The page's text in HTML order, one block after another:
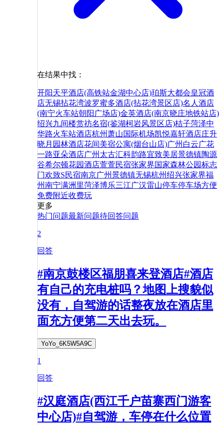
在结果中找：
开阳天平酒店(高铁站金湖中心店)珀斯大都会皇冠酒
店无锡拈花湾波罗蜜多酒店(拈花湾景区店)名人酒店
(南宁火车站朝阳广场店)金英酒店(南京晓庄地铁站店)
绍兴九间楼赏祊名宿(鉴湖柯岩风景区店)桔子菏泽中
华路火车站酒店杭州萧山国际机场凯悦嘉轩酒店庄升
晓月园林酒店花间美宿公寓(烟台山店)广州白云广花
一路亚朵酒店广州太古汇科韵路宜致美居景德镇陶源
谷希尔顿花园酒店萱萱民宿张家界国家森林公园标志
门欢致S民宿南京广州景德镇无锡杭州绍兴张家界福
州南宁满洲里菏泽博乐三江广汉雷山停车停车场方便
免费附近收费玩
更多
热门问题最新问题待回答问题
2
回答
#南京鼓楼区福朋喜来登酒店#酒店
有自己的充电桩吗？地图上搜貌似
没有，自驾游的话整夜放在酒店里
面充方便第二天出去玩。
YoYo_6K5W5A9C
1
回答
#汉庭酒店(西江千户苗寨西门游客
中心店)#自驾游，车停在什么位置